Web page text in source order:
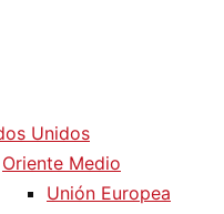
Unidos
Oriente Medio
Unión Europea